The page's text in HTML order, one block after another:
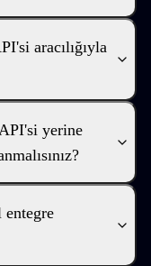
aracılığıyla
yerine